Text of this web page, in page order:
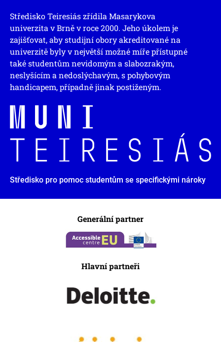
Středisko Teiresiás zřídila Masarykova
univerzita v Brně v roce 2000. Jeho úkolem je
zajišťovat, aby studijní obory akreditované na
univerzitě byly v největší možné míře přístupné
také studentům nevidomým a slabozrakým,
neslyšícím a nedoslýchavým, s pohybovým
handicapem, případně jinak postiženým.
Středisko pro pomoc studentům se specifickými nároky
Generální partner
Hlavní partneři